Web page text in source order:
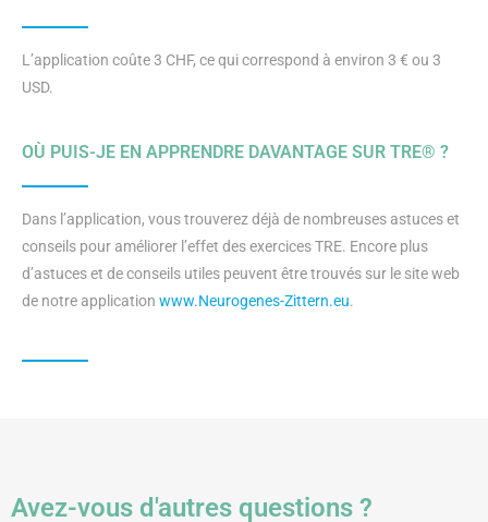
L’application coûte 3 CHF, ce qui correspond à environ 3 € ou 3
USD.
OÙ PUIS-JE EN APPRENDRE DAVANTAGE SUR TRE® ?
Dans l’application, vous trouverez déjà de nombreuses astuces et
conseils pour améliorer l’effet des exercices TRE. Encore plus
d’astuces et de conseils utiles peuvent être trouvés sur le site web
de notre application www.Neurogenes-Zittern.eu.
Avez-vous d'autres questions ?